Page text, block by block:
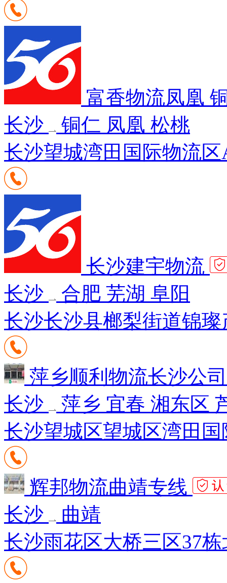
富香物流凤凰
长沙
铜仁 凤凰 松桃
长沙望城湾田国际物流区
长沙建宇物流
长沙
合肥 芜湖 阜阳
长沙长沙县榔梨街道锦
萍乡顺利物流长沙公
长沙
萍乡 宜春 湘东区
长沙望城区望城区湾田
辉邦物流曲靖专线
长沙
曲靖
长沙雨花区大桥三区37